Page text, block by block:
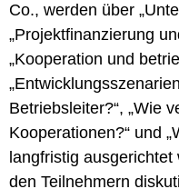
Co., werden über
„Projektfinanzierung
„Kooperation und
Betriebsleiter?“, „Wie
Kooperationen?“ und
langfristig
den Teilnehmern